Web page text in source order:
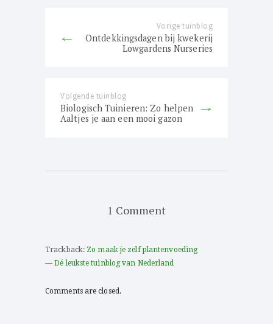
Vorige tuinblog
Ontdekkingsdagen bij kwekerij
Lowgardens Nurseries
Volgende tuinblog
post:
Biologisch Tuinieren: Zo helpen
Aaltjes je aan een mooi gazon
1 Comment
Trackback: Zo maak je zelf plantenvoeding
— Dé leukste tuinblog van Nederland
Comments are closed.